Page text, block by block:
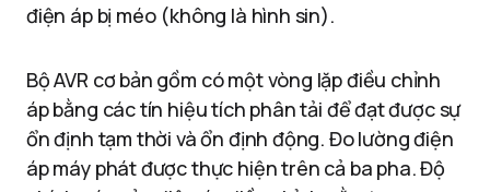
điện áp bị méo (không là hình sin).
Bộ AVR cơ bản gồm có một vòng lặp điều chỉnh
áp bằng các tín hiệu tích phân tải để đạt được sự
ổn định tạm thời và ổn định động. Đo lường điện
áp máy phát được thực hiện trên cả ba pha. Độ